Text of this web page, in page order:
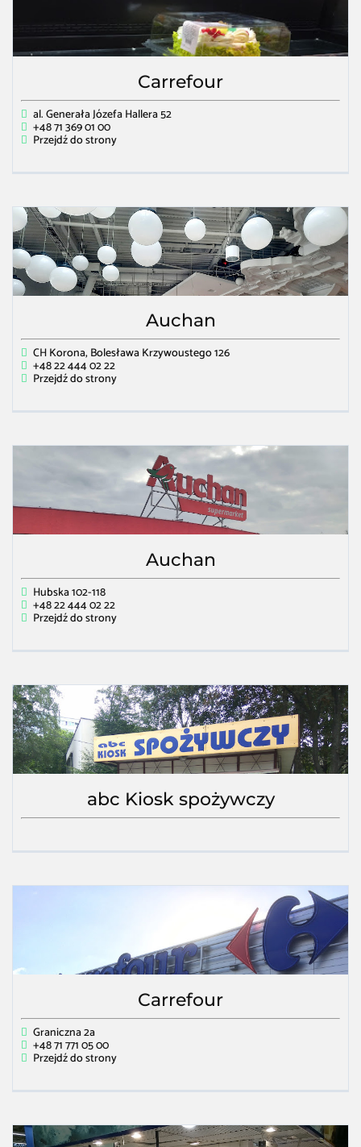
Carrefour
al. Generała Józefa Hallera 52
+48 71 369 01 00
Przejdź do strony
Auchan
CH Korona, Bolesława Krzywoustego 126
+48 22 444 02 22
Przejdź do strony
Auchan
Hubska 102-118
+48 22 444 02 22
Przejdź do strony
abc Kiosk spożywczy
Carrefour
Graniczna 2a
+48 71 771 05 00
Przejdź do strony